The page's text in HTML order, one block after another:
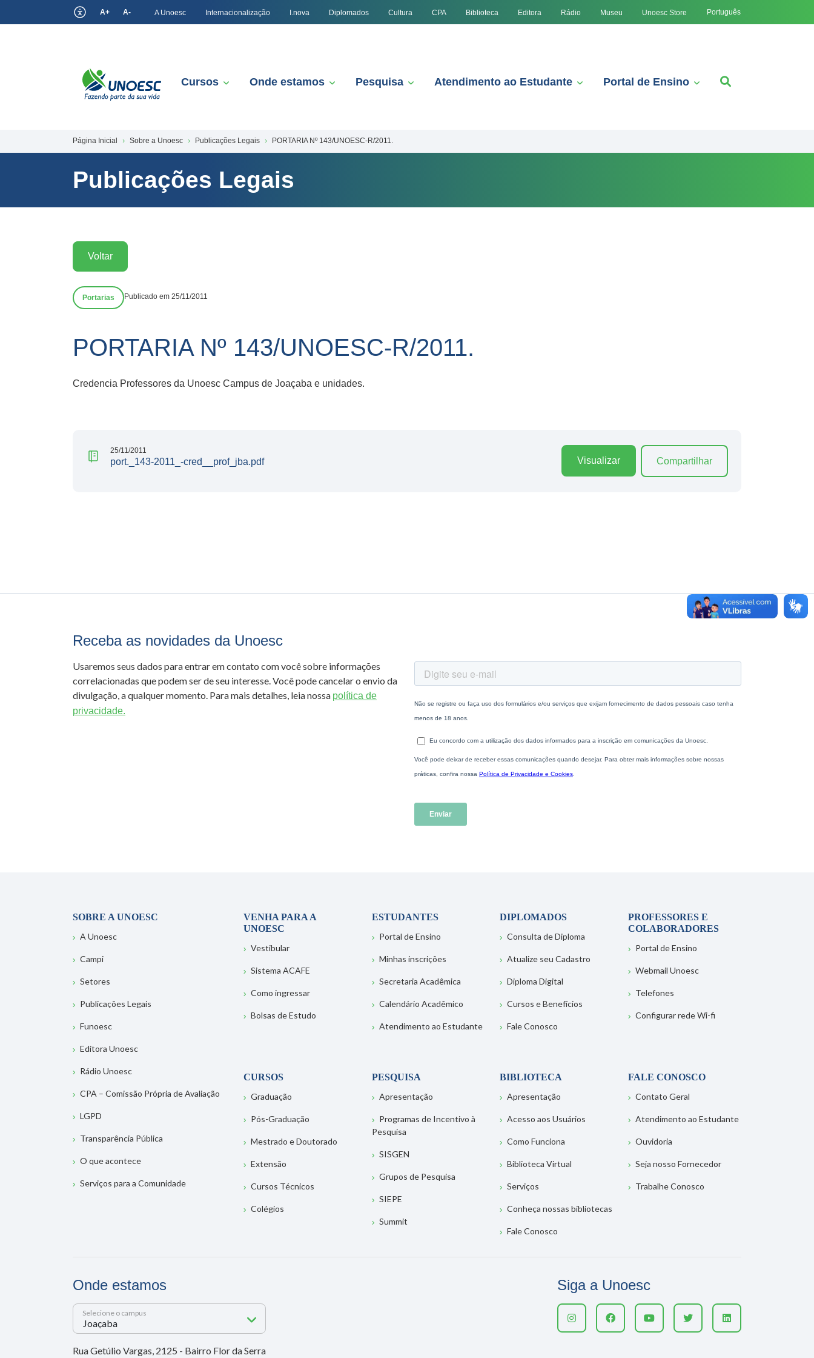
A+ A- A Unoesc Internacionalização I.nova Diplomados Cultura CPA Biblioteca Editora Rádio Museu Unoesc Store Português
Cursos Onde estamos Pesquisa Atendimento ao Estudante Portal de Ensino
Página Inicial Sobre a Unoesc Publicações Legais PORTARIA Nº 143/UNOESC-R/2011.
Publicações Legais
Voltar
Portarias Publicado em 25/11/2011
PORTARIA Nº 143/UNOESC-R/2011.
Credencia Professores da Unoesc Campus de Joaçaba e unidades.
25/11/2011
port._143-2011_-cred__prof_jba.pdf Visualizar Compartilhar
Receba as novidades da Unoesc
Usaremos seus dados para entrar em contato com você sobre informações
correlacionadas que podem ser de seu interesse. Você pode cancelar o envio da
divulgação, a qualquer momento. Para mais detalhes, leia nossa política de
privacidade.
SOBRE A UNOESC
A Unoesc
Campi
Setores
Publicações Legais
Funoesc
Editora Unoesc
Rádio Unoesc
CPA – Comissão Própria de Avaliação
LGPD
Transparência Pública
O que acontece
Serviços para a Comunidade
VENHA PARA A
UNOESC
Vestibular
Sistema ACAFE
Como ingressar
Bolsas de Estudo
ESTUDANTES
Portal de Ensino
Minhas inscrições
Secretaria Acadêmica
Calendário Acadêmico
Atendimento ao Estudante
DIPLOMADOS
Consulta de Diploma
Atualize seu Cadastro
Diploma Digital
Cursos e Benefícios
Fale Conosco
PROFESSORES E
COLABORADORES
Portal de Ensino
Webmail Unoesc
Telefones
Configurar rede Wi-fi
CURSOS
Graduação
Pós-Graduação
Mestrado e Doutorado
Extensão
Cursos Técnicos
Colégios
PESQUISA
Apresentação
Programas de Incentivo à
Pesquisa
SISGEN
Grupos de Pesquisa
SIEPE
Summit
BIBLIOTECA
Apresentação
Acesso aos Usuários
Como Funciona
Biblioteca Virtual
Serviços
Conheça nossas bibliotecas
Fale Conosco
FALE CONOSCO
Contato Geral
Atendimento ao Estudante
Ouvidoria
Seja nosso Fornecedor
Trabalhe Conosco
Onde estamos
Selecione o campus
Rua Getúlio Vargas, 2125 - Bairro Flor da Serra
Siga a Unoesc